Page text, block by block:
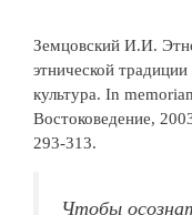
Земцовский И.И.
этнической
культура. In
Востоковедение,
293-313.
Чтобы